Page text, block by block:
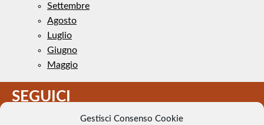
Gestisci Consenso Cookie
Settembre
Agosto
Luglio
Giugno
Maggio
SEGUICI